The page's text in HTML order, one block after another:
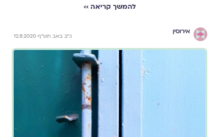
להמשך קריאה ››
אירוסין
כ"ב באב תש"ף 12.8.2020